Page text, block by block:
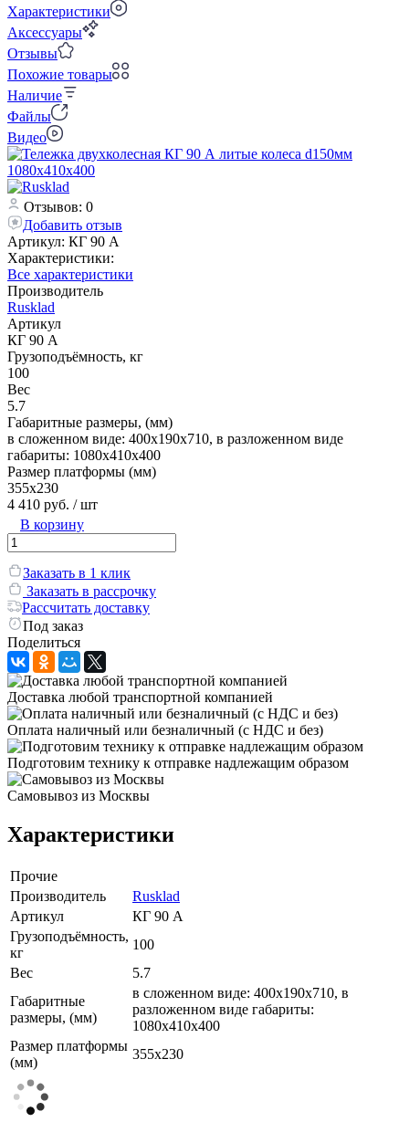
Характеристики
Аксессуары
Отзывы
Похожие товары
Наличие
Файлы
Видео
Отзывов: 0
Добавить отзыв
Артикул: КГ 90 А
Характеристики:
Все характеристики
Производитель
Rusklad
Артикул
КГ 90 А
Грузоподъёмность, кг
100
Вес
5.7
Габаритные размеры, (мм)
в сложенном виде: 400х190х710, в разложенном виде
габариты: 1080х410х400
Размер платформы (мм)
355х230
4 410 руб. / шт
В корзину
Заказать в 1 клик
Заказать в рассрочку
Рассчитать доставку
Под заказ
Поделиться
Доставка любой транспортной компанией
Оплата наличный или безналичный (с НДС и без)
Подготовим технику к отправке надлежащим образом
Самовывоз из Москвы
Характеристики
Прочие
Производитель
Rusklad
Артикул
КГ 90 А
Грузоподъёмность,
кг
100
Вес
5.7
Габаритные
размеры, (мм)
в сложенном виде: 400х190х710, в
разложенном виде габариты:
1080х410х400
Размер платформы
(мм)
355х230